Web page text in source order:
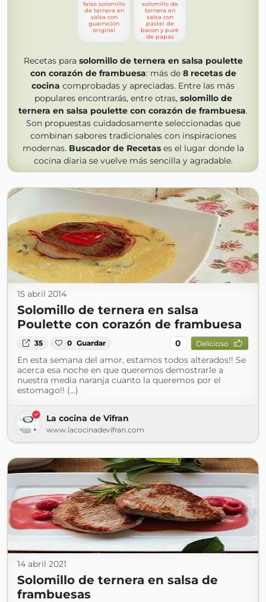
falso solomillo
de ternera en
salsa con
guarnición
original
solomillo de
ternera en
salsa con
pastel de
bacon y puré
de papas
Recetas para solomillo de ternera en salsa poulette
con corazón de frambuesa: más de 8 recetas de
cocina comprobadas y apreciadas. Entre las más
populares encontrarás, entre otras, solomillo de
ternera en salsa poulette con corazón de frambuesa.
Son propuestas cuidadosamente seleccionadas que
combinan sabores tradicionales con inspiraciones
modernas. Buscador de Recetases el lugar donde la
cocina diaria se vuelve más sencilla y agradable.
15 abril 2014
Solomillo de ternera en salsa
Poulette con corazón de frambuesa
35 0 Guardar 0 Delicioso
En esta semana del amor, estamos todos alterados!! Se
acerca esa noche en que queremos demostrarle a
nuestra media naranja cuanto la queremos por el
estomago!! (...)
La cocina de Vifran
www.lacocinadevifran.com
14 abril 2021
Solomillo de ternera en salsa de
frambuesas